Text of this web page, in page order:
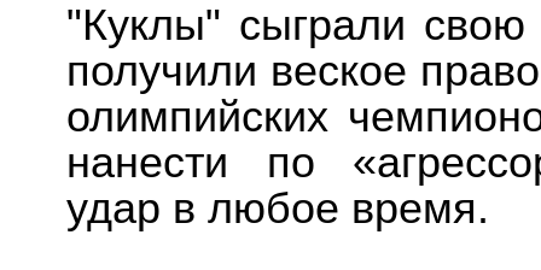
"Куклы" сыграли
получили веское
олимпийских
нанести по
удар в любое время.